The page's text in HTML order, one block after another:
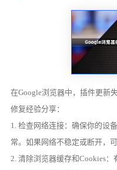
在Google浏览器中，插件更新
修复经验分享：
1. 检查网络连接：确保你的设
常。如果网络不稳定或断开，
2. 清除浏览器缓存和Cookies